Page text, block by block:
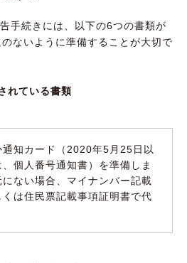
手続きには、以下の6つの書類が
のないように準備することが大切で
れている書類
知カード（2020年5月25日以
個人番号通知書）を準備しま
ない場合、マイナンバー記載
は住民票記載事項証明書で代